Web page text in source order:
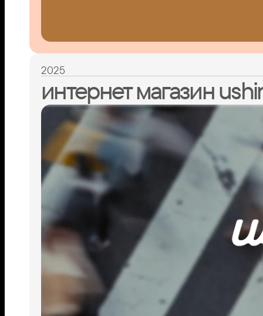
2025
интернет магазин